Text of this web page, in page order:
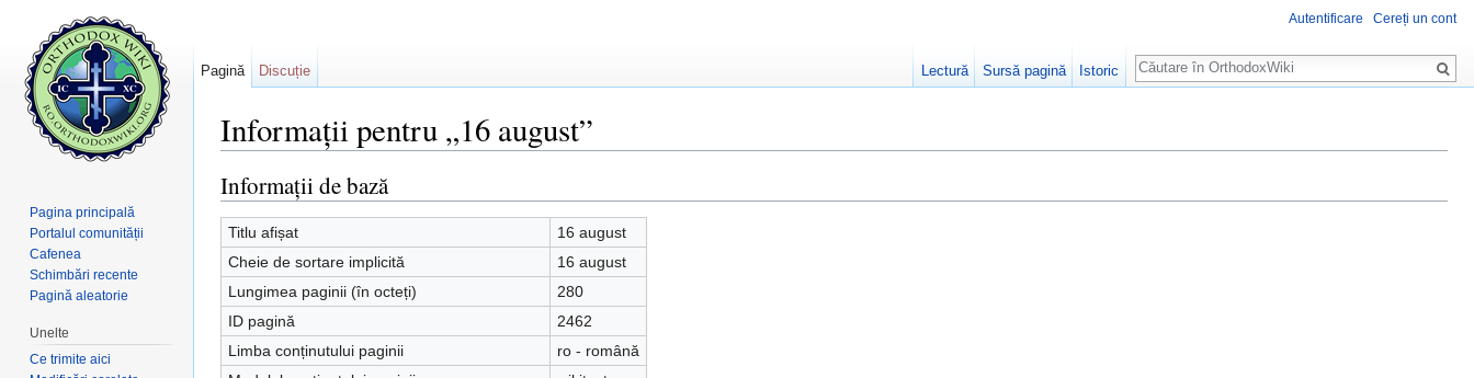
Informații pentru „16 august”
Informații de bază
Titlu afișat
16 august
Cheie de sortare implicită
16 august
Lungimea paginii (în octeți)
280
ID pagină
2462
Limba conținutului paginii
ro - română
Autentificare Cereți un cont
Pagină Discuție Lectură Sursă pagină Istoric
Căutare
Pagina principală
Portalul comunității
Cafenea
Schimbări recente
Pagină aleatorie
Unelte
Ce trimite aici